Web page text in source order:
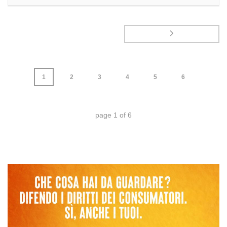
1 2 3 4 5 6
page 1 of 6